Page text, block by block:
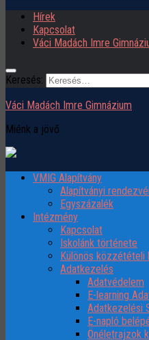
Hírek
Kapcsolat
Váci Madách Imre
Keresés:
Váci Madách Imre Gimnázium
Miénk a jövő
VMIG Alapítvány
Alapítványi
Egyszázalék
Intézmény
Kapcsolat
Iskolánk története
Különös közzétételi
Adatkezelés
Adatvédelem
E-learning
Adatkezelési
E-napló
Önéletrajzok